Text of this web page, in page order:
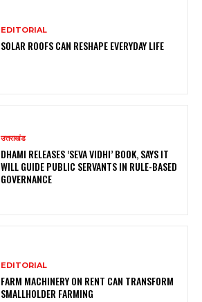
EDITORIAL
SOLAR ROOFS CAN RESHAPE EVERYDAY LIFE
उत्तराखंड
DHAMI RELEASES ‘SEVA VIDHI’ BOOK, SAYS IT
WILL GUIDE PUBLIC SERVANTS IN RULE-BASED
GOVERNANCE
EDITORIAL
FARM MACHINERY ON RENT CAN TRANSFORM
SMALLHOLDER FARMING